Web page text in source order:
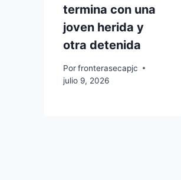
termina con una
joven herida y
otra detenida
Porfronterasecapjc
julio 9, 2026